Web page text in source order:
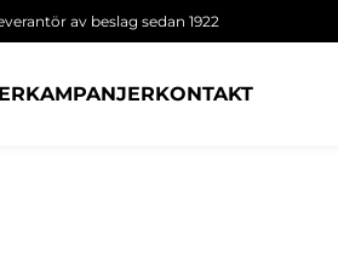
av beslag sedan 1922
KAMPANJERKONTAKT